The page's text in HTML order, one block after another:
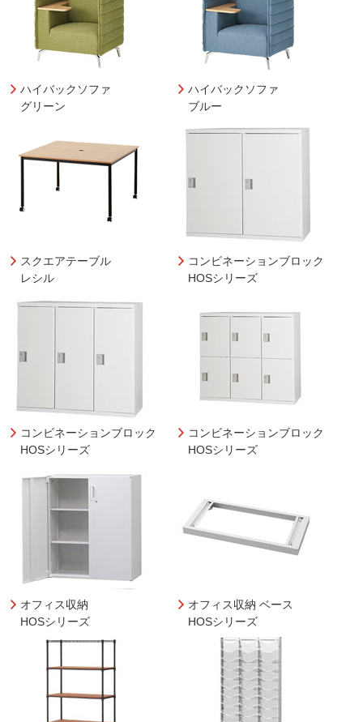
ハイバックソファ
グリーン
ハイバックソファ
ブルー
スクエアテーブル
レシル
コンビネーションブロック
HOSシリーズ
コンビネーションブロック
HOSシリーズ
コンビネーションブロック
HOSシリーズ
オフィス収納
HOSシリーズ
オフィス収納 ベース
HOSシリーズ